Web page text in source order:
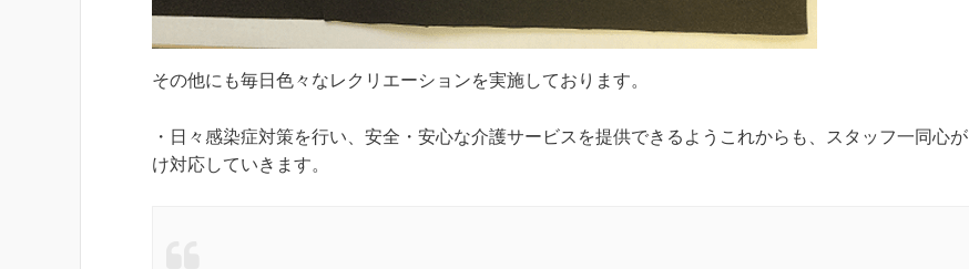
その他にも毎日色々なレクリエーションを実施しております。
・日々感染症対策を行い、安全・安心な介護サービスを提供できるようこれからも、スタッフ一同心が
け対応していきます。